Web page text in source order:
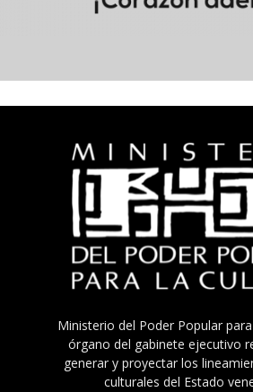
Ministerio del Poder Popular
órgano del gabinete ejecutivo
generar y proyectar los
culturales del Estado